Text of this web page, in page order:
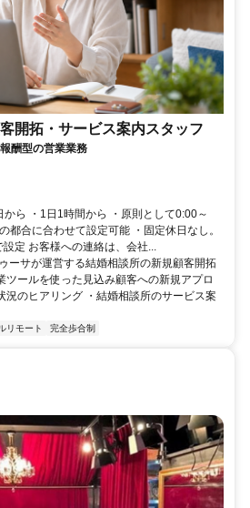
開拓・サービス案内スタッフ
酬型の営業業務
ら ・1日1時間から ・原則として0:00～
都合に合わせて設定可能 ・固定休日なし。
定 お客様への連絡は、会社...
ーサが運営する結婚相談所の新規顧客開拓
ツールを使った見込み顧客への新規アプロ
況のヒアリング ・結婚相談所のサービス案
リモート 完全歩合制